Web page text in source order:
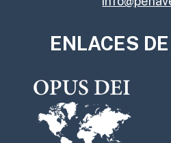
ENLACES